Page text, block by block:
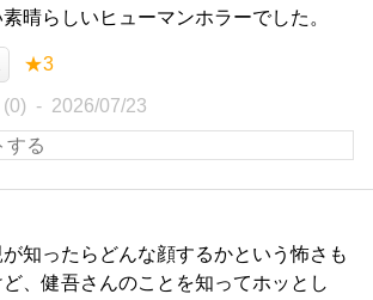
晴らしいヒューマンホラーでした。
★3
2026/07/23
知ったらどんな顔するかという怖さも
、健吾さんのことを知ってホッとし